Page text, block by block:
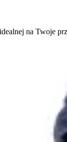
na Twoje